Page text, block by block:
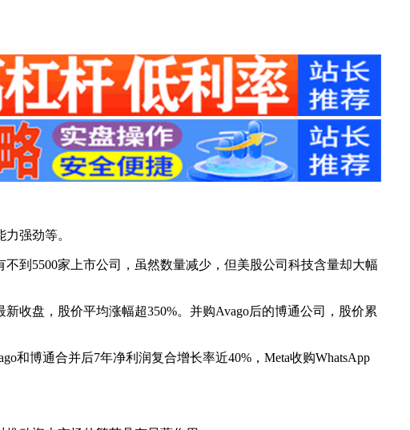
强劲等。
到5500家上市公司，虽然数量减少，但美股公司科技含量却大幅
收盘，股价平均涨幅超350%。并购Avago后的博通公司，股价累
和博通合并后7年净利润复合增长率近40%，Meta收购WhatsApp